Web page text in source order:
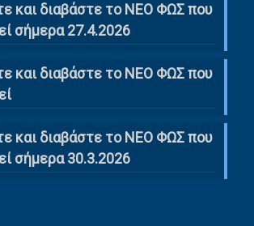
και διαβάστε το ΝΕΟ ΦΩΣ που
σήμερα 27.4.2026
και διαβάστε το ΝΕΟ ΦΩΣ που
και διαβάστε το ΝΕΟ ΦΩΣ που
σήμερα 30.3.2026